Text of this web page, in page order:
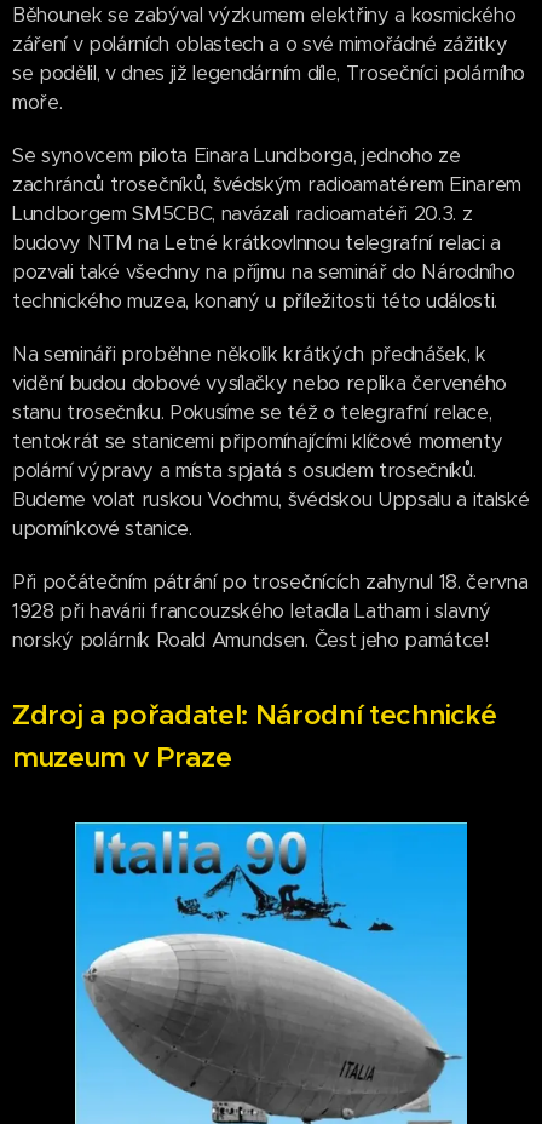
Běhounek se zabýval výzkumem elektřiny a kosmického
záření v polárních oblastech a o své mimořádné zážitky
se podělil, v dnes již legendárním díle, Trosečníci polárního
moře.
Se synovcem pilota Einara Lundborga, jednoho ze
zachránců trosečníků, švédským radioamatérem Einarem
Lundborgem SM5CBC, navázali radioamatéři 20.3. z
budovy NTM na Letné krátkovlnnou telegrafní relaci a
pozvali také všechny na příjmu na seminář do Národního
technického muzea, konaný u příležitosti této události.
Na semináři proběhne několik krátkých přednášek, k
vidění budou dobové vysílačky nebo replika červeného
stanu trosečníku. Pokusíme se též o telegrafní relace,
tentokrát se stanicemi připomínajícími klíčové momenty
polární výpravy a místa spjatá s osudem trosečníků.
Budeme volat ruskou Vochmu, švédskou Uppsalu a italské
upomínkové stanice.
Při počátečním pátrání po trosečnících zahynul 18. června
1928 při havárii francouzského letadla Latham i slavný
norský polárník Roald Amundsen. Čest jeho památce!
Zdroj a pořadatel: Národní technické
muzeum v Praze